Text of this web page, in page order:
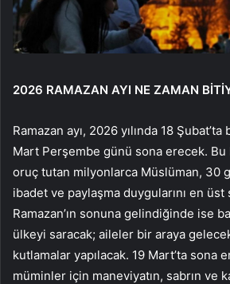
2026 RAMAZAN AYI NE ZAMAN
Ramazan ayı, 2026 yılında 18
Mart Perşembe günü sona erecek.
oruç tutan milyonlarca Müslüman, 30
ibadet ve paylaşma duygularını en
Ramazan’ın sonuna gelindiğinde ise
ülkeyi saracak; aileler bir araya
kutlamalar yapılacak. 19 Mart’ta sona
müminler için maneviyatın, sabrın ve